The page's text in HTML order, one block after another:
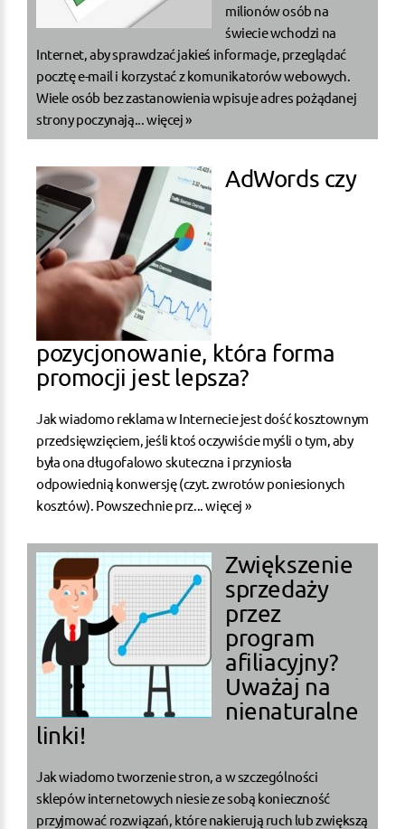
milionów osób na
świecie wchodzi na
Internet, aby sprawdzać jakieś informacje, przeglądać
pocztę e-mail i korzystać z komunikatorów webowych.
Wiele osób bez zastanowienia wpisuje adres pożądanej
strony poczynają... więcej »
AdWords czy
pozycjonowanie, która forma
promocji jest lepsza?
Jak wiadomo reklama w Internecie jest dość kosztownym
przedsięwzięciem, jeśli ktoś oczywiście myśli o tym, aby
była ona długofalowo skuteczna i przyniosła
odpowiednią konwersję (czyt. zwrotów poniesionych
kosztów). Powszechnie prz...więcej »
Zwiększenie
sprzedaży
przez
program
afiliacyjny?
Uważaj na
nienaturalne
linki!
Jak wiadomo tworzenie stron, a w szczególności
sklepów internetowych niesie ze sobą konieczność
przyjmować rozwiązań, które nakierują ruch lub zwiększą